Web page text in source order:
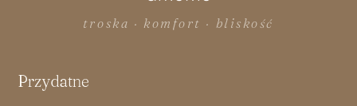
troska · komfort · bliskość
Przydatne